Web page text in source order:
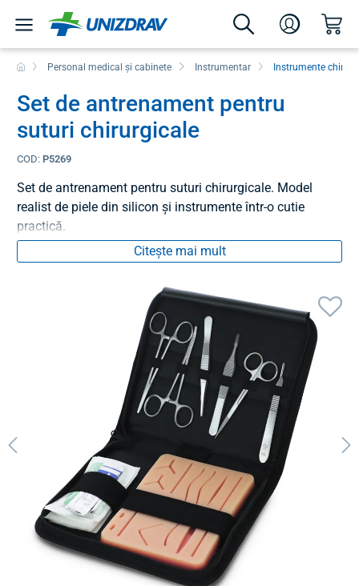
Personal medical și cabinete Instrumentar Instrumente
Set de antrenament pentru
suturi chirurgicale
COD: P5269
Set de antrenament pentru suturi chirurgicale. Model
realist de piele din silicon și instrumente într-o cutie
practică.
Citește mai mult